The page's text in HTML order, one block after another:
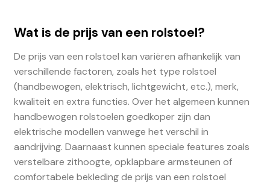
Wat is de prijs van een rolstoel?
De prijs van een rolstoel kan variëren afhankelijk van
verschillende factoren, zoals het type rolstoel
(handbewogen, elektrisch, lichtgewicht, etc.), merk,
kwaliteit en extra functies. Over het algemeen kunnen
handbewogen rolstoelen goedkoper zijn dan
elektrische modellen vanwege het verschil in
aandrijving. Daarnaast kunnen speciale features zoals
verstelbare zithoogte, opklapbare armsteunen of
comfortabele bekleding de prijs van een rolstoel